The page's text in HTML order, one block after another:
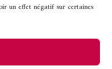
un effet négatif sur certaines